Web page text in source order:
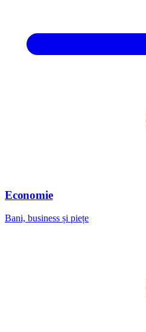
Economie
Bani, business și piețe